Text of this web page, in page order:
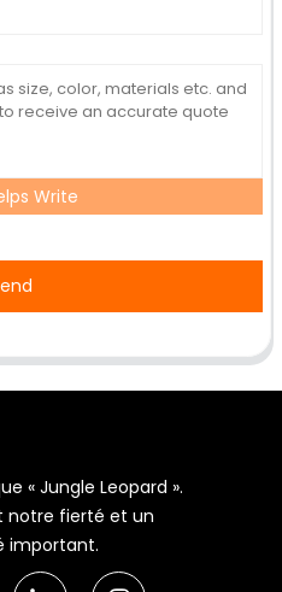
Write
« Jungle Leopard ».
notre fierté et un
important.